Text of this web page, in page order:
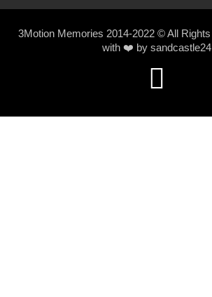
3Motion Memories 2014-2022 © All
with ❤️ by sandcastle24